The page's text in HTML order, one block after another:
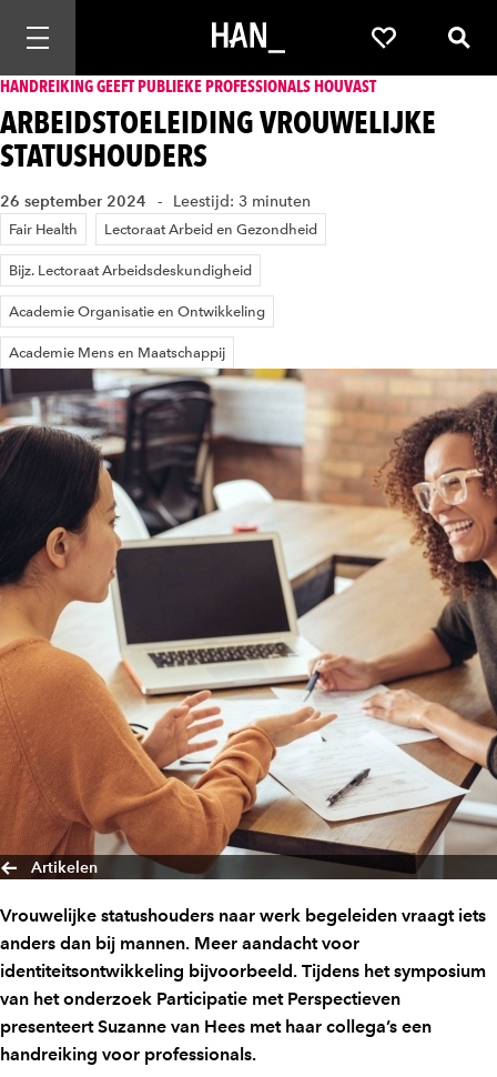
Mobiele navigatie openen Favorieten
HANDREIKING GEEFT PUBLIEKE PROFESSIONALS HOUVAST
ARBEIDSTOELEIDING VROUWELIJKE
STATUSHOUDERS
26 september 2024 Leestijd: 3 minuten
Fair Health Lectoraat Arbeid en Gezondheid
Bijz. Lectoraat Arbeidsdeskundigheid
Academie Organisatie en Ontwikkeling
Academie Mens en Maatschappij
Artikelen
Vrouwelijke statushouders naar werk begeleiden vraagt iets
anders dan bij mannen. Meer aandacht voor
identiteitsontwikkeling bijvoorbeeld. Tijdens het symposium
van het onderzoek Participatie met Perspectieven
presenteert Suzanne van Hees met haar collega’s een
handreiking voor professionals.